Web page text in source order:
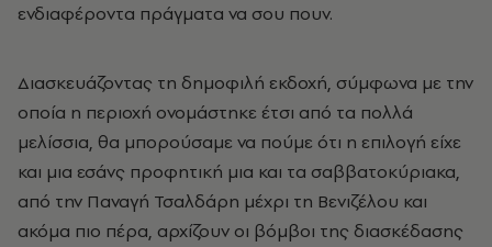
ενδιαφέροντα πράγματα να σου πουν.
Διασκευάζοντας τη δημοφιλή εκδοχή, σύμφωνα με την
οποία η περιοχή ονομάστηκε έτσι από τα πολλά
μελίσσια, θα μπορούσαμε να πούμε ότι η επιλογή είχε
και μια εσάνς προφητική μια και τα σαββατοκύριακα,
από την Παναγή Τσαλδάρη μέχρι τη Βενιζέλου και
ακόμα πιο πέρα, αρχίζουν οι βόμβοι της διασκέδασης